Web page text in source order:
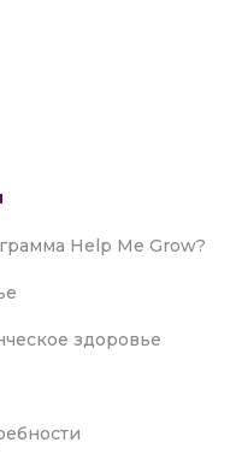
Help Me Grow?
здоровье